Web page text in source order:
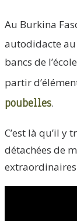
Au Burkina
autodidacte au
bancs de
partir
poubelles.
C’est là qu’il
détachées de